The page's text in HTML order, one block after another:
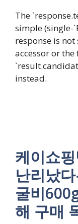
The
simple (single-
response is
accessor or the
instead.
케이쇼
난리났
굴비
해 구매